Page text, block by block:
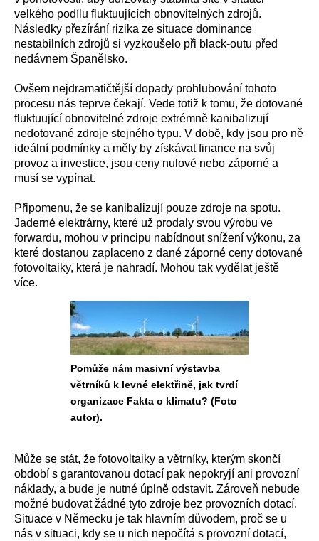
velkého podílu fluktuujících obnovitelných zdrojů.
Následky přezírání rizika ze situace dominance
nestabilních zdrojů si vyzkoušelo při black-outu před
nedávnem Španělsko.
Ovšem nejdramatičtější dopady prohlubování tohoto
procesu nás teprve čekají. Vede totiž k tomu, že dotované
fluktuující obnovitelné zdroje extrémně kanibalizují
nedotované zdroje stejného typu. V době, kdy jsou pro ně
ideální podmínky a měly by získávat finance na svůj
provoz a investice, jsou ceny nulové nebo záporné a
musí se vypínat.
Připomenu, že se kanibalizují pouze zdroje na spotu.
Jaderné elektrárny, které už prodaly svou výrobu ve
forwardu, mohou v principu nabídnout snížení výkonu, za
které dostanou zaplaceno z dané záporné ceny dotované
fotovoltaiky, která je nahradí. Mohou tak vydělat ještě
více.
Pomůže nám masivní výstavba
větrníků k levné elektřině, jak tvrdí
organizace Fakta o klimatu? (Foto
autor).
Může se stát, že fotovoltaiky a větrníky, kterým skončí
období s garantovanou dotací pak nepokryjí ani provozní
náklady, a bude je nutné úplně odstavit. Zároveň nebude
možné budovat žádné tyto zdroje bez provozních dotací.
Situace v Německu je tak hlavním důvodem, proč se u
nás v situaci, kdy se u nich nepočítá s provozní dotací,